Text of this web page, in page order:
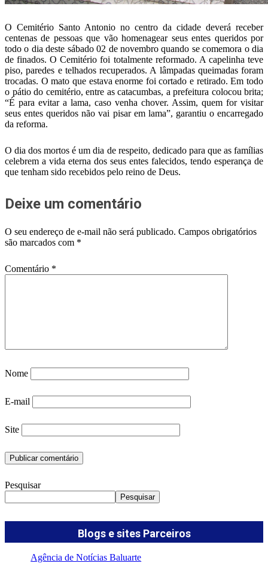
O Cemitério Santo Antonio no centro da cidade deverá receber
centenas de pessoas que vão homenagear seus entes queridos por
todo o dia deste sábado 02 de novembro quando se comemora o dia
de finados. O Cemitério foi totalmente reformado. A capelinha teve
piso, paredes e telhados recuperados. A lâmpadas queimadas foram
trocadas. O mato que estava enorme foi cortado e retirado. Em todo
o pátio do cemitério, entre as catacumbas, a prefeitura colocou brita;
“É para evitar a lama, caso venha chover. Assim, quem for visitar
seus entes queridos não vai pisar em lama”, garantiu o encarregado
da reforma.
O dia dos mortos é um dia de respeito, dedicado para que as famílias
celebrem a vida eterna dos seus entes falecidos, tendo esperança de
que tenham sido recebidos pelo reino de Deus.
Deixe um comentário
O seu endereço de e-mail não será publicado. Campos obrigatórios
são marcados com *
Comentário *
Nome
E-mail
Site
Pesquisar
Pesquisar
Blogs e sites Parceiros
Agência de Notícias Baluarte